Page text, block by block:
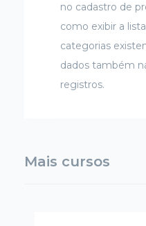
no cadastro de
como exibir a
categorias
dados também
registros.
Mais cursos